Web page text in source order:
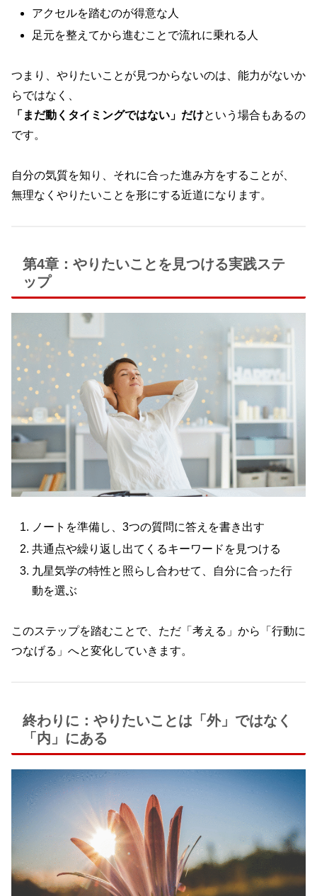
アクセルを踏むのが得意な人
足元を整えてから進むことで流れに乗れる人
つまり、やりたいことが見つからないのは、能力がないか
らではなく、
「まだ動くタイミングではない」だけという場合もあるの
です。
自分の気質を知り、それに合った進み方をすることが、
無理なくやりたいことを形にする近道になります。
第4章：やりたいことを見つける実践ステ
ップ
ノートを準備し、3つの質問に答えを書き出す
共通点や繰り返し出てくるキーワードを見つける
九星気学の特性と照らし合わせて、自分に合った行
動を選ぶ
このステップを踏むことで、ただ「考える」から「行動に
つなげる」へと変化していきます。
終わりに：やりたいことは「外」ではなく
「内」にある